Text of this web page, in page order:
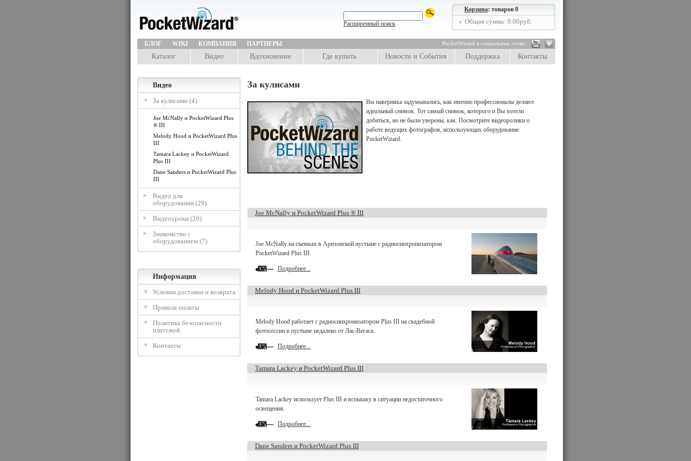
Корзина: товаров 0
Общая сумма: 0.00руб.
Расширенный поиск
БЛОГ WIKI КОМПАНИЯ ПАРТНЕРЫ PocketWizard в социальных сетях:
Каталог Видео Вдохновение Где купить Новости и События Поддержка Контакты
Видео
За кулисами (4)
Joe McNally и PocketWizard Plus
® III
Melody Hood и PocketWizard Plus
III
Tamara Lackey и PocketWizard
Plus III
Dane Sanders и PocketWizard Plus
III
Видео для
оборудования (29)
Видеоуроки (20)
Знакомство с
оборудованием (7)
Информация
Условия доставки и возврата
Правила оплаты
Политика безопасности
платежей
Контакты
За кулисами
Вы наверняка задумывались, как именно профессионалы делают
идеальный снимок. Тот самый снимок, которого и Вы хотели
добиться, но не были уверены, как. Посмотрите видеоролики о
работе ведущих фотографов, использующих оборудование
PocketWizard.
Joe McNally и PocketWizard Plus ® III
Joe McNally на съемках в Аризонской пустыне с радиосинхронизатором
PocketWizard Plus III.
Подробнее...
Melody Hood и PocketWizard Plus III
Melody Hood работает с радиосинхронизатором Plus III на свадебной
фотосессии в пустыне недалеко от Лас-Вегаса.
Подробнее...
Tamara Lackey и PocketWizard Plus III
Tamara Lackey использует Plus III и вспышку в ситуации недостаточного
освещения.
Подробнее...
Dane Sanders и PocketWizard Plus III